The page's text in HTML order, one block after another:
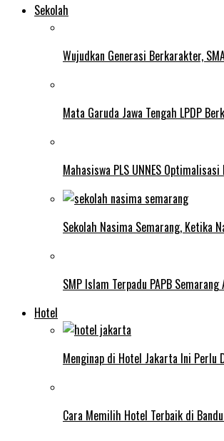
Sekolah
Wujudkan Generasi Berkarakter,
Mata Garuda Jawa Tengah LPDP
Mahasiswa PLS UNNES
Sekolah Nasima Semarang, Ketika
SMP Islam Terpadu PAPB
Hotel
Menginap di Hotel Jakarta Ini Perlu
Cara Memilih Hotel Terbaik di